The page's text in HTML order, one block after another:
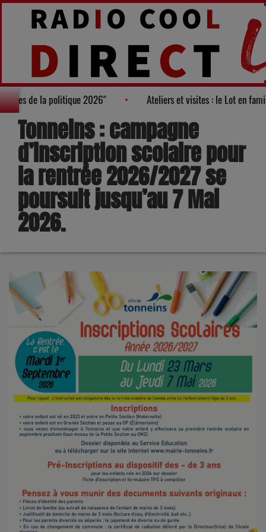
"100 nouveaux visages de la politique 2026" Ateliers et
Tonneins : campagne
d’inscription scolaire pour
la rentrée 2026/2027 se
poursuit jusqu’au 7 Mai
2026.